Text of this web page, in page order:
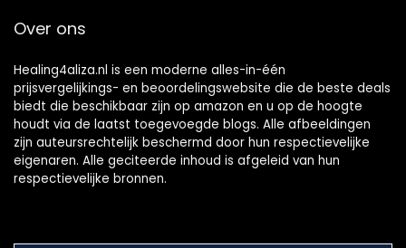
Over ons
Healing4aliza.nl is een moderne alles-in-één
prijsvergelijkings- en beoordelingswebsite die de beste deals
biedt die beschikbaar zijn op amazon en u op de hoogte
houdt via de laatst toegevoegde blogs. Alle afbeeldingen
zijn auteursrechtelijk beschermd door hun respectievelijke
eigenaren. Alle geciteerde inhoud is afgeleid van hun
respectievelijke bronnen.